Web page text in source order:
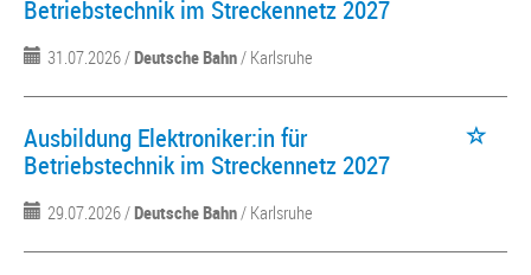
Betriebstechnik im Streckennetz 2027
31.07.2026 /Deutsche Bahn/ Karlsruhe
Ausbildung Elektroniker:in für
Betriebstechnik im Streckennetz 2027
29.07.2026 /Deutsche Bahn/ Karlsruhe